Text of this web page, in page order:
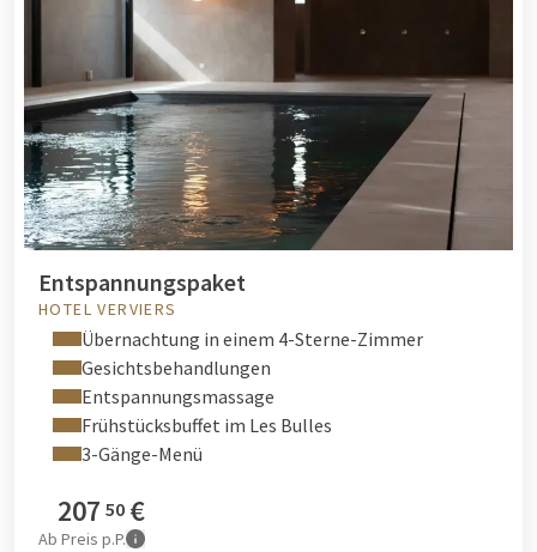
Entspannungspaket
HOTEL VERVIERS
Übernachtung in einem 4-Sterne-Zimmer
Gesichtsbehandlungen
Entspannungsmassage
Frühstücksbuffet im Les Bulles
3-Gänge-Menü
207 50 €
Ab Preis p.P.